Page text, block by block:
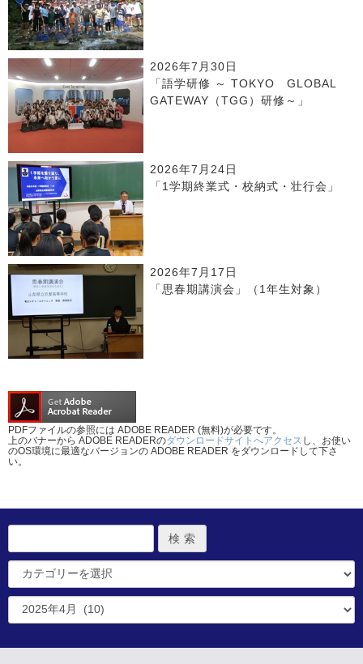
2026年7月30日
「語学研修 ～ TOKYO GLOBAL
GATEWAY（TGG）研修～」
2026年7月24日
「1学期終業式・校納式・壮行会」
2026年7月17日
「思春期講演会」（1年生対象）
PDFファイルの参照には ADOBE READER (無料)が必要です。
上のバナーから ADOBE READERのダウンロードサイトへアクセス し、お使い
のOS環境に最適なバージョンの ADOBE READER をダウンロードして下さ
い。